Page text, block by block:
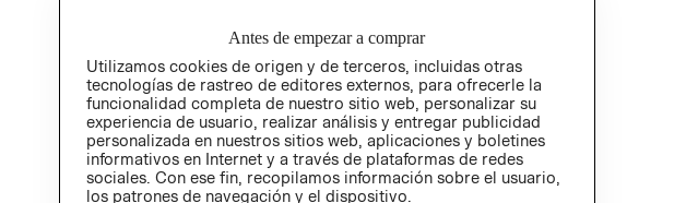
Antes de empezar a comprar
Utilizamos cookies de origen y de terceros, incluidas otras
tecnologías de rastreo de editores externos, para ofrecerle la
funcionalidad completa de nuestro sitio web, personalizar su
experiencia de usuario, realizar análisis y entregar publicidad
personalizada en nuestros sitios web, aplicaciones y boletines
informativos en Internet y a través de plataformas de redes
sociales. Con ese fin, recopilamos información sobre el usuario,
los patrones de navegación y el dispositivo.